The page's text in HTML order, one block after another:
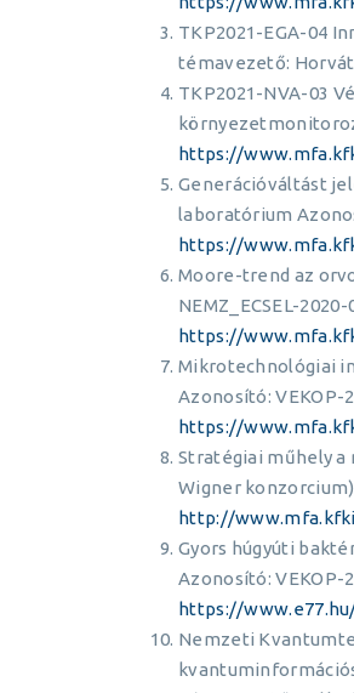
TKP2021-EGA-04
témavezető:
TKP2021-NVA-03
https://
Generációváltást
laboratórium
https://
Moore-trend az
NEMZ_ECSEL-
https://
Mikrotechnológiai
Azonosító: VEKOP-
https://
Stratégiai műhely a
Wigner
http://
Gyors húgyúti
Azonosító: VEKOP-
https://
Nemzeti